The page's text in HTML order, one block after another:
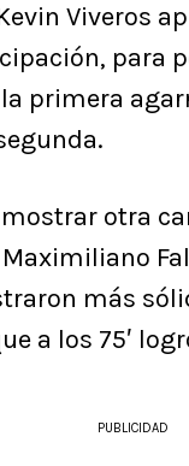
Viveros
para
primera
otra
más
a los 75′
PUBLICIDAD